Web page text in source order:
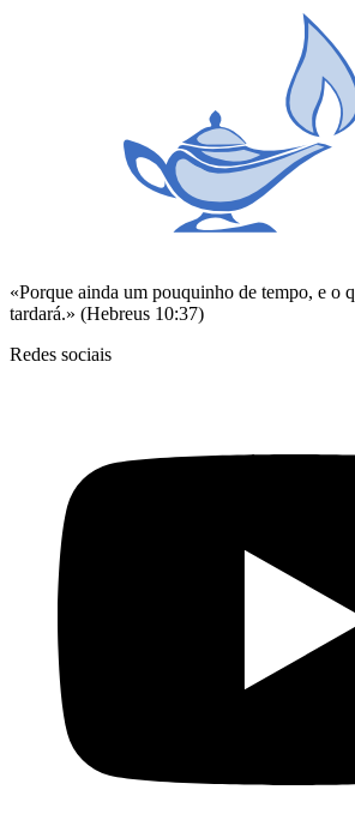
«Porque ainda um pouquinho de tempo, e o
tardará.» (Hebreus 10:37)
Redes sociais